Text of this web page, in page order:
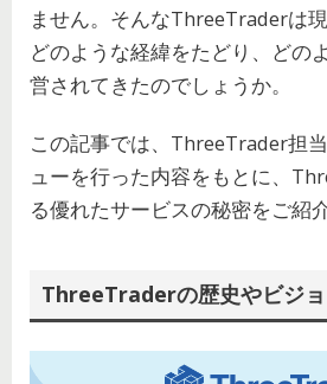
ません。そんなThreeTraderは
どのような経緯をたどり、どの
営されてきたのでしょうか。
この記事では、ThreeTrader担
ューを行った内容をもとに、
る優れたサービスの秘密をご紹
ThreeTraderの歴史やビジ